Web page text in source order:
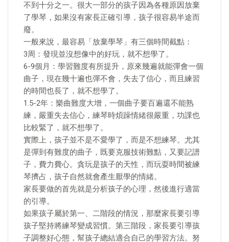
不到十分之一。很大一部分的孩子因為各種原因放棄
了學琴，如果沒有家長正確引導，孩子很容易半途而
廢。
一般來說，最容易「放棄學琴」有三個時間截點：
3周：發現並沒想像中的好玩，就不想學了。
6-9個月：學習難度有所提升，原來幾遍就能彈會一個
曲子，現在幾十遍也彈不會，失去了信心，而且練習
的時間也長了，就不想學了。
1.5-2年：樂曲難度大增，一個曲子要百遍還不能熟
練，嚴重失去信心，練琴時煩躁情緒很嚴重，功課也
比較緊了，就不想學了。
實際上，孩子並不是不愛學了，而是不想練琴。尤其
是彈到有難度的曲子，既要克服技術難點，又要記譜
子，費力費心。貪玩是孩子的天性，而玩耍時間被練
琴擠占，孩子自然就會產生厭學的情緒。
家長要做的首先就是分析孩子的心理，然後進行適當
的引導。
如果孩子屬於第一、二階段的情況，那麼家長要引導
孩子堅持將練琴變成習慣。第三階段，家長要引導孩
子調整好心態，幫孩子總結適合自己的學習方法。努